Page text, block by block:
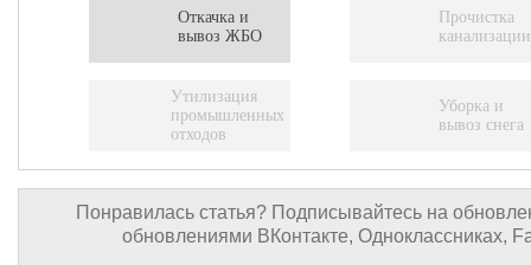
Откачка и
вывоз ЖБО
Прочистка
канализации
Утилизация
промышленных
отходов
Уборка и
вывоз снега
Понравилась статья? Подписывайтесь на
обновлениями ВКонтакте, Одноклассниках,